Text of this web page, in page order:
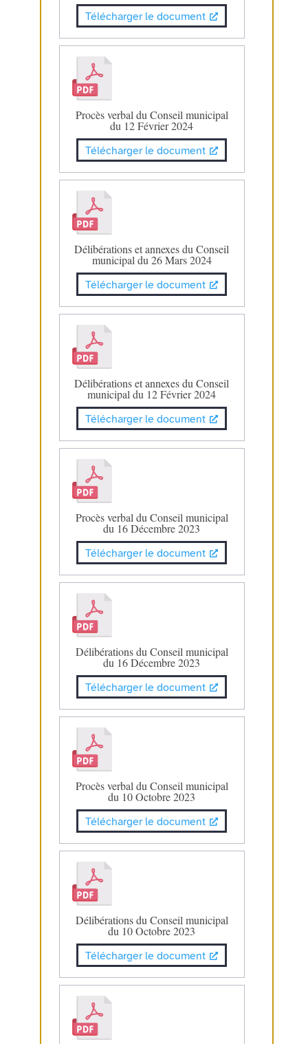
Télécharger le document
Procès verbal du Conseil municipal
du 12 Février 2024
Télécharger le document
Délibérations et annexes du Conseil
municipal du 26 Mars 2024
Télécharger le document
Délibérations et annexes du Conseil
municipal du 12 Février 2024
Télécharger le document
Procès verbal du Conseil municipal
du 16 Décembre 2023
Télécharger le document
Délibérations du Conseil municipal
du 16 Décembre 2023
Télécharger le document
Procès verbal du Conseil municipal
du 10 Octobre 2023
Télécharger le document
Délibérations du Conseil municipal
du 10 Octobre 2023
Télécharger le document